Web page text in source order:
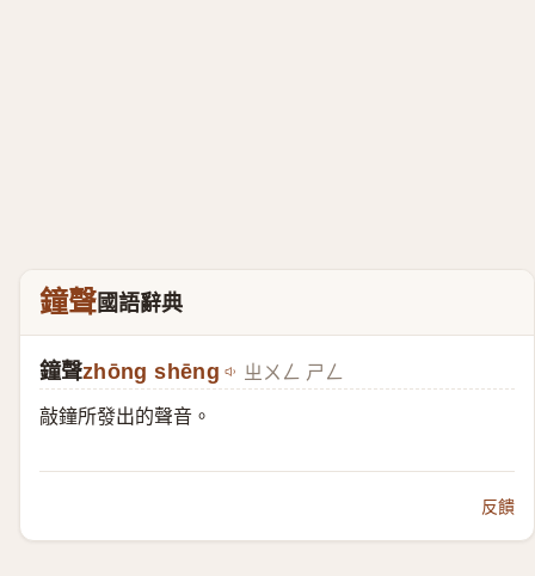
鐘聲國語辭典
鐘聲zhōng shēng ㄓㄨㄥ ㄕㄥ
敲鐘所發出的聲音。
反饋